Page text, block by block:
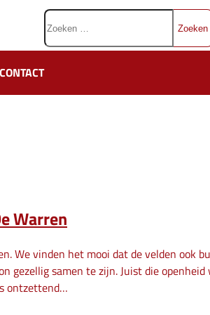
Zoeken
naar:
CONTACT
Warren
We vinden het mooi dat de velden ook
samen te zijn. Juist die
ontzettend…